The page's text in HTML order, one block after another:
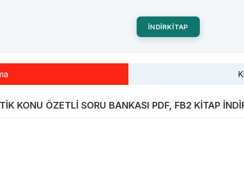
INDIRKITAP
KONU ÖZETLI SORU BANKASI PDF, FB2 KITAP